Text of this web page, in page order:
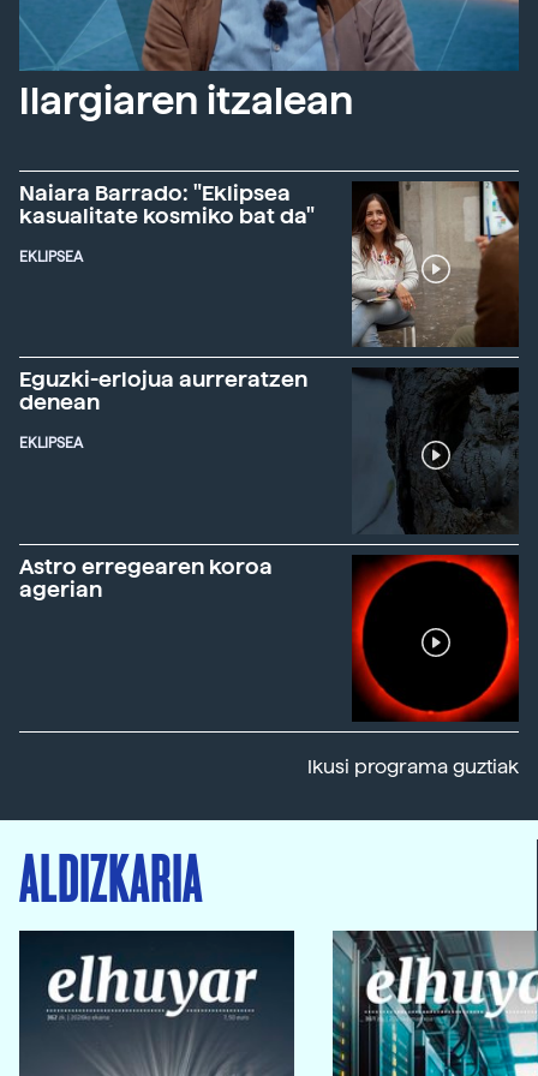
Ilargiaren itzalean
Naiara Barrado: "Eklipsea
kasualitate kosmiko bat da"
EKLIPSEA
Eguzki-erlojua aurreratzen
denean
EKLIPSEA
Astro erregearen koroa
agerian
Ikusi programa guztiak
ALDIZKARIA